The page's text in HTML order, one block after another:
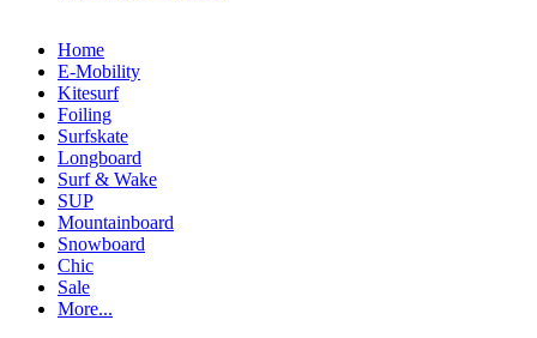
Home
E-Mobility
Kitesurf
Foiling
Surfskate
Longboard
Surf & Wake
SUP
Mountainboard
Snowboard
Chic
Sale
More...